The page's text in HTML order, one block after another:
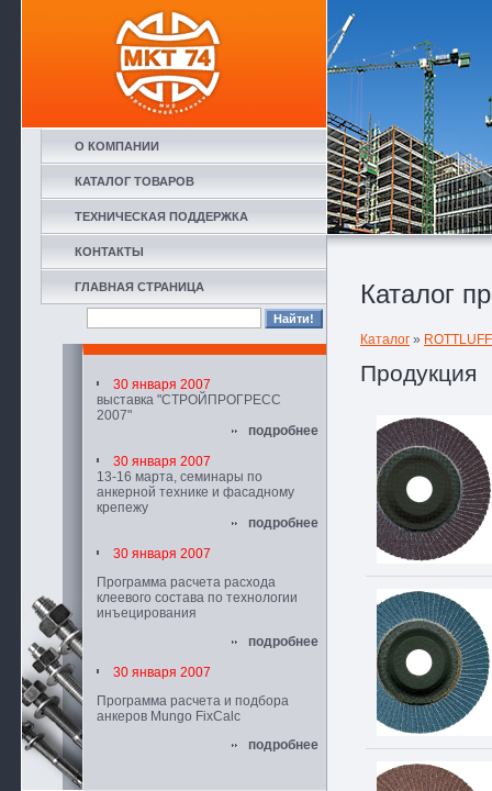
О КОМПАНИИ
КАТАЛОГ ТОВАРОВ
ТЕХНИЧЕСКАЯ ПОДДЕРЖКА
КОНТАКТЫ
ГЛАВНАЯ СТРАНИЦА
30 января 2007
выставка "СТРОЙПРОГРЕСС
2007"
подробнее
30 января 2007
13-16 марта, семинары по
анкерной технике и фасадному
крепежу
подробнее
30 января 2007
Программа расчета расхода
клеевого состава по технологии
инъецирования
подробнее
30 января 2007
Программа расчета и подбора
анкеров Mungo FixCalc
подробнее
Каталог
Каталог » ROTTLUFF
Продукция